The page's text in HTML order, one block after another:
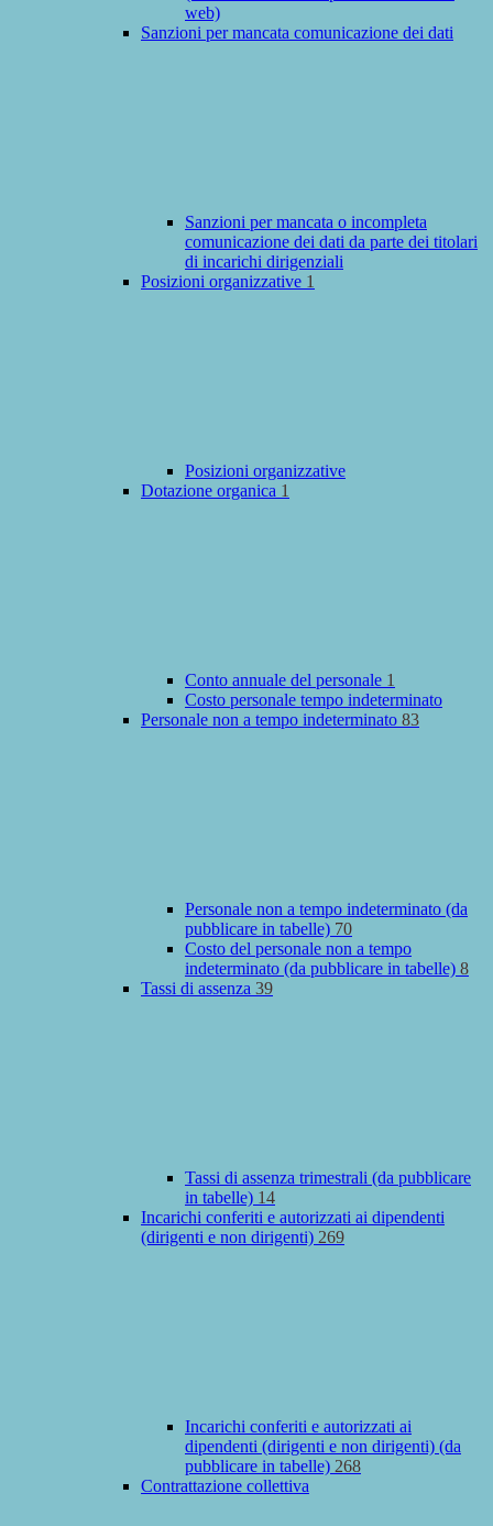
web)
Sanzioni per mancata comunicazione dei dati
Sanzioni per mancata o incompleta
comunicazione dei dati da parte dei titolari
di incarichi dirigenziali
Posizioni organizzative 1
Posizioni organizzative
Dotazione organica 1
Conto annuale del personale 1
Costo personale tempo indeterminato
Personale non a tempo indeterminato 83
Personale non a tempo indeterminato (da
pubblicare in tabelle) 70
Costo del personale non a tempo
indeterminato (da pubblicare in tabelle) 8
Tassi di assenza 39
Tassi di assenza trimestrali (da pubblicare
in tabelle) 14
Incarichi conferiti e autorizzati ai dipendenti
(dirigenti e non dirigenti) 269
Incarichi conferiti e autorizzati ai
dipendenti (dirigenti e non dirigenti) (da
pubblicare in tabelle) 268
Contrattazione collettiva